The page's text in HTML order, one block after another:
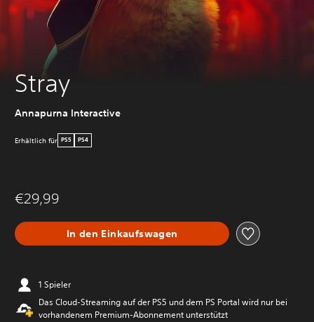
Stray
Annapurna Interactive
Erhältlich für PS5 PS4
€29,99
In den Einkaufswagen
1 Spieler
Das Cloud-Streaming auf der PS5 und dem PS Portal wird nur bei
vorhandenem Premium-Abonnement unterstützt